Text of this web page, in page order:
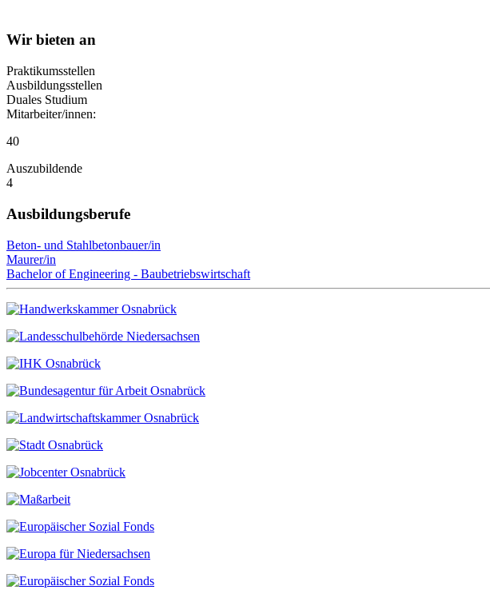
Wir bieten an
Praktikumsstellen
Ausbildungsstellen
Duales Studium
Mitarbeiter/innen:
40
Auszubildende
4
Ausbildungsberufe
Beton- und Stahlbetonbauer/in
Maurer/in
Bachelor of Engineering - Baubetriebswirtschaft